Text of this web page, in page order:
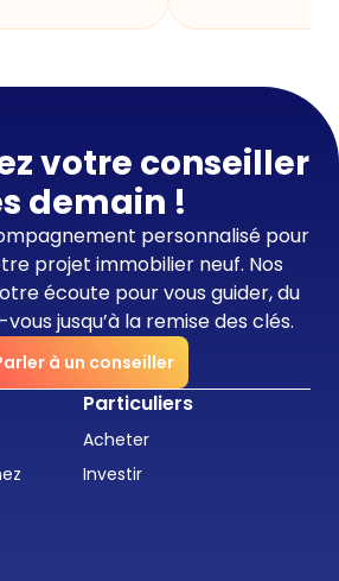
votre conseiller
demain !
personnalisé pour
projet immobilier neuf. Nos
écoute pour vous guider, du
jusqu’à la remise des clés.
à un conseiller
Particuliers
Acheter
Investir